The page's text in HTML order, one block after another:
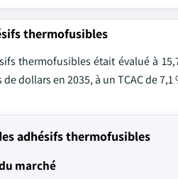
thermofusibles
thermofusibles était évalué à
dollars en 2035, à un TCAC de
adhésifs thermofusibles
marché